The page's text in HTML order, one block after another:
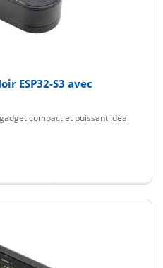
ESP32-S3 avec
compact et puissant idéal